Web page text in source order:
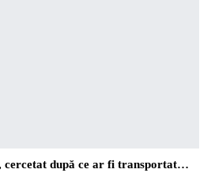
cercetat după ce ar fi transportat…